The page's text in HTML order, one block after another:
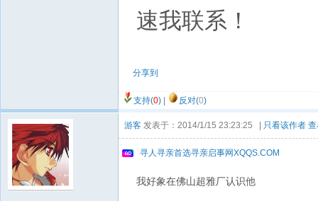
速我联系！
分享到
支持(0) 反对(0)
游客 发表于：2014/1/15 23:23:25 | 只看该作者
寻人寻亲首选寻亲启事网XQQS.COM
我好象在佛山超雅厂认识他